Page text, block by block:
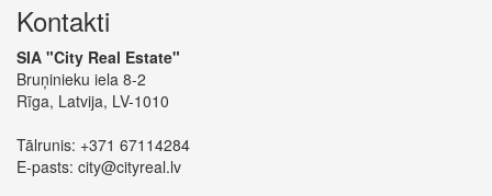
Kontakti
SIA "City Real Estate"
Bruņinieku iela 8-2
Rīga, Latvija, LV-1010
Tālrunis: +371 67114284
E-pasts: city@cityreal.lv